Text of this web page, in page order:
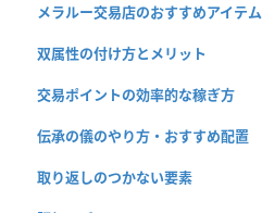
メラルー交易店のおすすめアイテム
双属性の付け方とメリット
交易ポイントの効率的な稼ぎ方
伝承の儀のやり方・おすすめ配置
取り返しのつかない要素